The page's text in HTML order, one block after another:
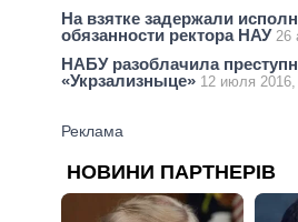
На взятке задержали
обязанности ректора НАУ 26
НАБУ разоблачила
«Укрзализныце» 12 июля 2016,